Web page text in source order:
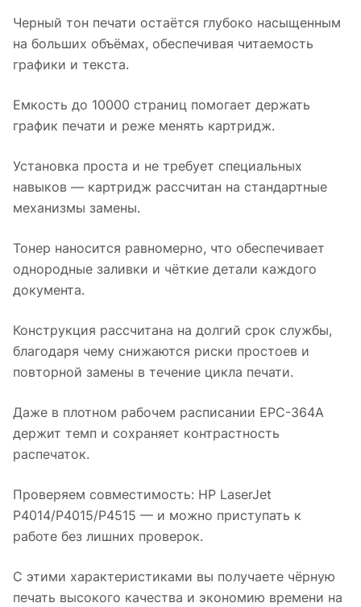
Черный тон печати остаётся глубоко насыщенным
на больших объёмах, обеспечивая читаемость
графики и текста.
Емкость до 10000 страниц помогает держать
график печати и реже менять картридж.
Установка проста и не требует специальных
навыков — картридж рассчитан на стандартные
механизмы замены.
Тонер наносится равномерно, что обеспечивает
однородные заливки и чёткие детали каждого
документа.
Конструкция рассчитана на долгий срок службы,
благодаря чему снижаются риски простоев и
повторной замены в течение цикла печати.
Даже в плотном рабочем расписании EPC-364A
держит темп и сохраняет контрастность
распечаток.
Проверяем совместимость: HP LaserJet
P4014/P4015/P4515 — и можно приступать к
работе без лишних проверок.
С этими характеристиками вы получаете чёрную
печать высокого качества и экономию времени на